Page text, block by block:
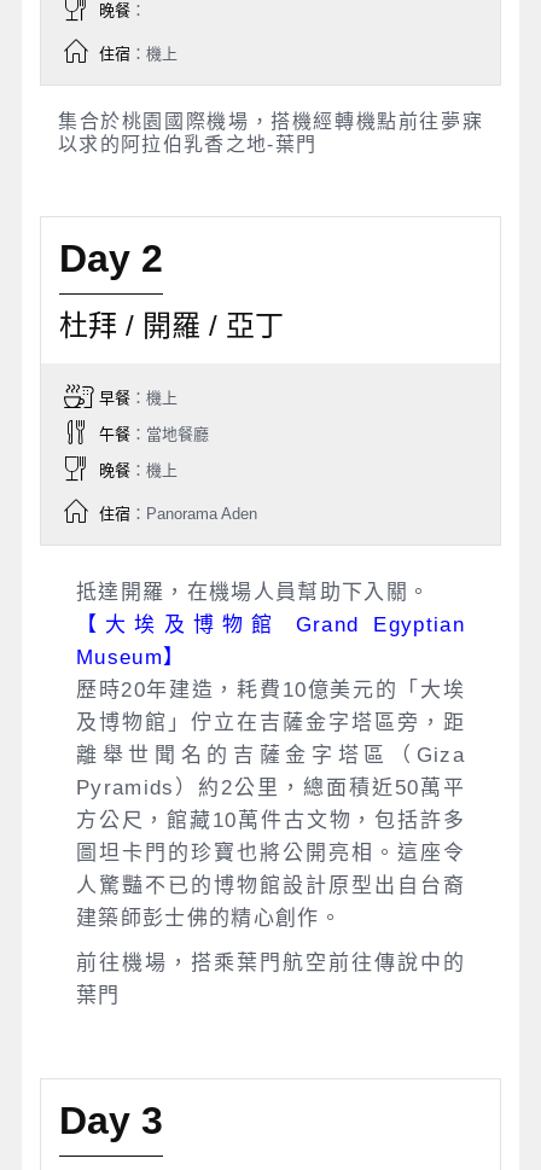
晚餐：
住宿：機上
集合於桃園國際機場，搭機經轉機點前往夢寐
以求的阿拉伯乳香之地-葉門
Day 2
杜拜 / 開羅 / 亞丁
早餐：機上
午餐：當地餐廳
晚餐：機上
住宿：Panorama Aden
抵達開羅，在機場人員幫助下入關。
【大埃及博物館 Grand Egyptian
Museum】
歷時20年建造，耗費10億美元的「大埃
及博物館」佇立在吉薩金字塔區旁，距
離舉世聞名的吉薩金字塔區（Giza
Pyramids）約2公里，總面積近50萬平
方公尺，館藏10萬件古文物，包括許多
圖坦卡門的珍寶也將公開亮相。這座令
人驚豔不已的博物館設計原型出自台裔
建築師彭士佛的精心創作。
前往機場，搭乘葉門航空前往傳說中的
葉門
Day 3